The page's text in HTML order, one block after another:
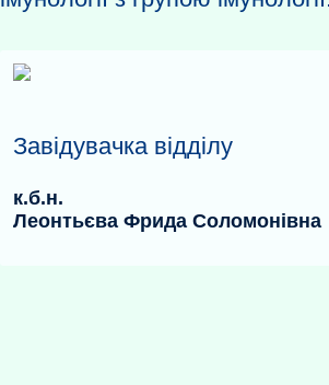
Завідувачка відділу
к.б.н.
Леонтьєва Фрида Соломонівна